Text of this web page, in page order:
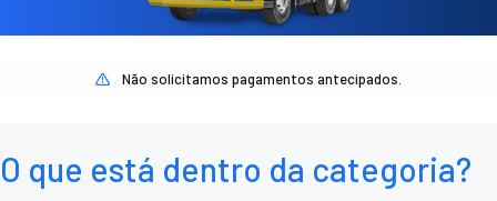
Não solicitamos pagamentos antecipados.
O que está dentro da categoria?